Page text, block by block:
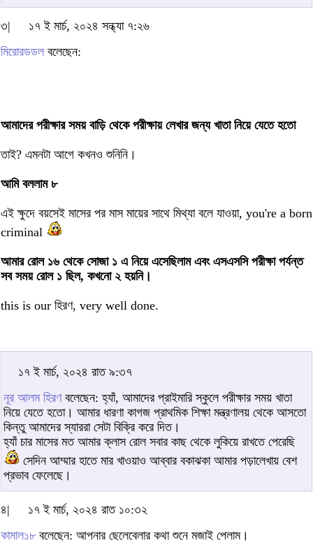
৩|
১৭ ই মার্চ, ২০২৪ সন্ধ্যা ৭:২৬
মিরোরডডল বলেছেন:
আমাদের পরীক্ষার সময় বাড়ি থেকে পরীক্ষায় লেখার জন্য খাতা নিয়ে যেতে হতো
তাই? এমনটা আগে কখনও শুনিনি।
আমি বললাম ৮
এই ক্ষুদে বয়সেই মাসের পর মাস মায়ের সাথে মিথ্যা বলে যাওয়া, you're a born
criminal
আমার রোল ১৬ থেকে সোজা ১ এ নিয়ে এসেছিলাম এবং এসএসসি পরীক্ষা পর্যন্ত
সব সময় রোল ১ ছিল, কখনো ২ হয়নি।
this is our হিরণ, very well done.
১৭ ই মার্চ, ২০২৪ রাত ৯:৩৭
নূর আলম হিরণবলেছেন: হ্যাঁ, আমাদের প্রাইমারি স্কুলে পরীক্ষার সময় খাতা
নিয়ে যেতে হতো। আমার ধারণা কাগজ প্রাথমিক শিক্ষা মন্ত্রণালয় থেকে আসতো
কিন্তু আমাদের স্যাররা সেটা বিক্রি করে দিত।
হ্যাঁ চার মাসের মত আমার ক্লাস রোল সবার কাছ থেকে লুকিয়ে রাখতে পেরেছি
সেদিন আম্মার হাতে মার খাওয়াও আব্বার বকাঝকা আমার পড়ালেখায় বেশ
প্রভাব ফেলেছে।
৪|
১৭ ই মার্চ, ২০২৪ রাত ১০:৩২
কামাল১৮বলেছেন: আপনার ছেলেবেলার কথা শুনে মজাই পেলাম।